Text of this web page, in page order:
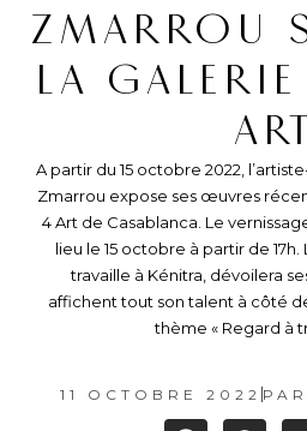
ZMARROU
LA
A partir du 15 octobre 2022,
Zmarrou expose ses œuvres
4 Art de Casablanca. Le
lieu le 15 octobre à partir de
travaille à Kénitra, dévoilera
affichent tout son talent à côté
thème « Regard à
11 OCTOBRE 2022 PAR